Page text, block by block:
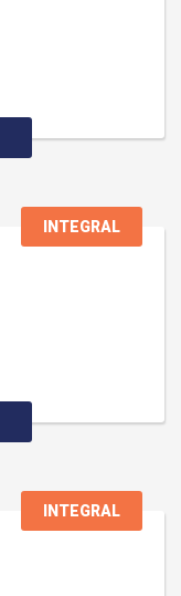
INTEGRAL
INTEGRAL